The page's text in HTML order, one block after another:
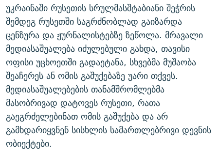
უკრაინაში რუსეთის სრულმასშტაბიანი შეჭრის
შემდეგ რუსეთში საგრძნობლად გაიზარდა
ცენზურა და ჟურნალისტებზე ზეწოლა. მრავალი
მედიასაშუალება იძულებული გახდა, თავისი
ოფისი უცხოეთში გადაეტანა, სხვებმა მუშაობა
შეაჩერეს ან ომის გაშუქებაზე უარი თქვეს.
მედიასაშუალებების თანამშრომლებმა
მასობრივად დატოვეს რუსეთი, რათა
გაეგრძელებინათ ომის გაშუქება და არ
გამხდარიყვნენ სისხლის სამართლებრივი დევნის
ობიექტები.